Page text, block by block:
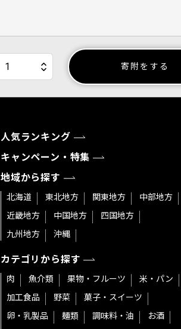
寄附をする
人気ランキング
キャンペーン・特集
地域から探す
北海道 東北地方 関東地方
中部地方
近畿地方
中国地方
四国地方
九州地方
沖縄
カテゴリから探す
肉 魚介類 果物・フルーツ
米・パン
加工食品
野菜
菓子・スイーツ
卵・乳製品
麺類 調味料・油 お酒